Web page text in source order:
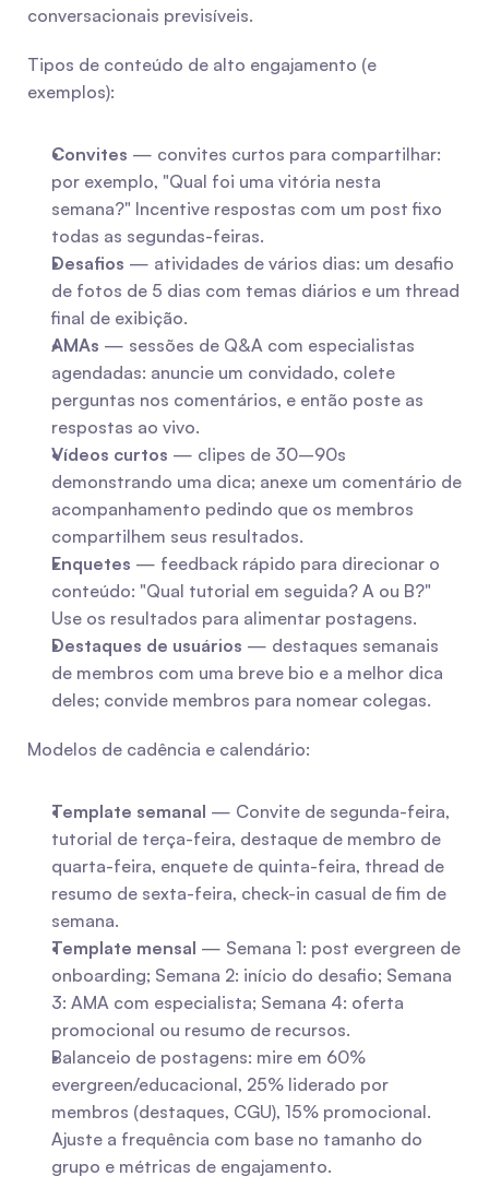
conversacionais previsíveis.
Tipos de conteúdo de alto engajamento (e
exemplos):
Convites — convites curtos para compartilhar:
por exemplo, "Qual foi uma vitória nesta
semana?" Incentive respostas com um post fixo
todas as segundas-feiras.
Desafios — atividades de vários dias: um desafio
de fotos de 5 dias com temas diários e um thread
final de exibição.
AMAs — sessões de Q&A com especialistas
agendadas: anuncie um convidado, colete
perguntas nos comentários, e então poste as
respostas ao vivo.
Vídeos curtos — clipes de 30–90s
demonstrando uma dica; anexe um comentário de
acompanhamento pedindo que os membros
compartilhem seus resultados.
Enquetes — feedback rápido para direcionar o
conteúdo: "Qual tutorial em seguida? A ou B?"
Use os resultados para alimentar postagens.
Destaques de usuários — destaques semanais
de membros com uma breve bio e a melhor dica
deles; convide membros para nomear colegas.
Modelos de cadência e calendário:
Template semanal — Convite de segunda-feira,
tutorial de terça-feira, destaque de membro de
quarta-feira, enquete de quinta-feira, thread de
resumo de sexta-feira, check-in casual de fim de
semana.
Template mensal — Semana 1: post evergreen de
onboarding; Semana 2: início do desafio; Semana
3: AMA com especialista; Semana 4: oferta
promocional ou resumo de recursos.
Balanceio de postagens: mire em 60%
evergreen/educacional, 25% liderado por
membros (destaques, CGU), 15% promocional.
Ajuste a frequência com base no tamanho do
grupo e métricas de engajamento.